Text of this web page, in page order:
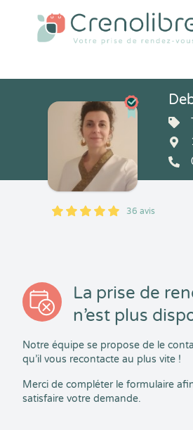
5
1
5
36 36 avis
La prise de
n’est plus
Notre équipe se propose de le
qu’il vous recontacte au plus vite !
Merci de compléter le formulaire
satisfaire votre demande.